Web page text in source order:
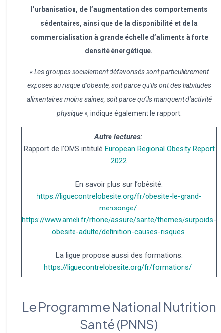
l’urbanisation, de l’augmentation des comportements
sédentaires, ainsi que de la disponibilité et de la
commercialisation à grande échelle d’aliments à forte
densité énergétique.
« Les groupes socialement défavorisés sont particulièrement
exposés au risque d’obésité, soit parce qu’ils ont des habitudes
alimentaires moins saines, soit parce qu’ils manquent d’activité
physique », indique également le rapport.
Autre lectures:
Rapport de l’OMS intitulé European Regional Obesity Report
2022
En savoir plus sur l’obésité:
https://liguecontrelobesite.org/fr/obesite-le-grand-
mensonge/
https://www.ameli.fr/rhone/assure/sante/themes/surpoids-
obesite-adulte/definition-causes-risques
La ligue propose aussi des formations:
https://liguecontrelobesite.org/fr/formations/
Le Programme National Nutrition
Santé (PNNS)